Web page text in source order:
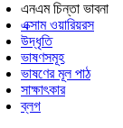
এনএম চিন্তা ভাবনা
এক্সাম ওয়ারিয়রস
উদ্ধৃতি
ভাষণসমূহ
ভাষণের মূল পাঠ
সাক্ষাৎকার
ব্লগ